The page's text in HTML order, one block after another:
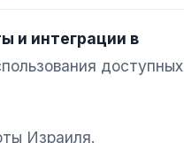
и интеграции в
доступных
Израиля.